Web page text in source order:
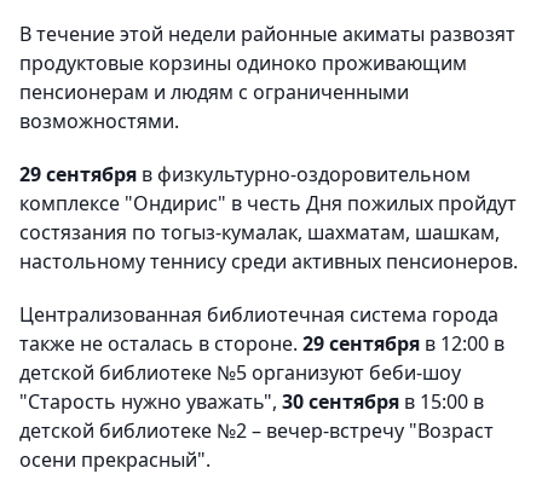
В течение этой недели районные акиматы развозят
продуктовые корзины одиноко проживающим
пенсионерам и людям с ограниченными
возможностями.
29 сентября в физкультурно-оздоровительном
комплексе "Ондирис" в честь Дня пожилых пройдут
состязания по тогыз-кумалак, шахматам, шашкам,
настольному теннису среди активных пенсионеров.
Централизованная библиотечная система города
также не осталась в стороне. 29 сентября в 12:00 в
детской библиотеке №5 организуют беби-шоу
"Старость нужно уважать", 30 сентября в 15:00 в
детской библиотеке №2 – вечер-встречу "Возраст
осени прекрасный".